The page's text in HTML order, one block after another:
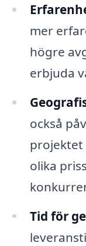
mer
högre
erbjuda
också
projektet
olika
Tid för